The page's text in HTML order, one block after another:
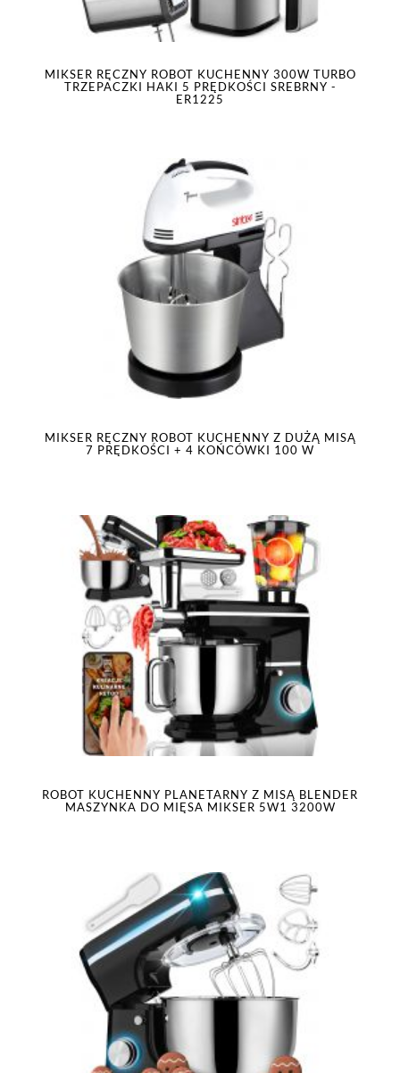
MIKSER RĘCZNY ROBOT KUCHENNY 300W TURBO
TRZEPACZKI HAKI 5 PRĘDKOŚCI SREBRNY -
ER1225
MIKSER RĘCZNY ROBOT KUCHENNY Z DUŻĄ MISĄ
7 PRĘDKOŚCI + 4 KOŃCÓWKI 100 W
ROBOT KUCHENNY PLANETARNY Z MISĄ BLENDER
MASZYNKA DO MIĘSA MIKSER 5W1 3200W